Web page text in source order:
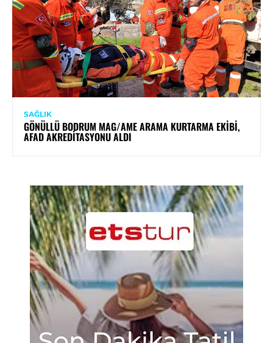
SAĞLIK
GÖNÜLLÜ BODRUM MAG/AME ARAMA KURTARMA EKIBI,
AFAD AKREDITASYONU ALDI